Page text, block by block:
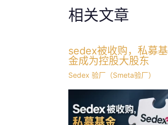
相关文章
sedex被收购，私募基
金成为控股大股东
Sedex 验厂（Smeta验厂）